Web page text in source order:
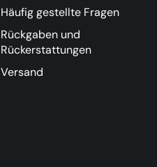
Häufig gestellte Fragen
Rückgaben und
Rückerstattungen
Versand